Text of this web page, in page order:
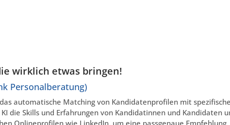
wirklich etwas bringen!
Personalberatung)
automatische Matching von Kandidatenprofilen mit
die Skills und Erfahrungen von Kandidatinnen und Kandidaten
Onlineprofilen wie LinkedIn, um eine passgenaue Empfehlung